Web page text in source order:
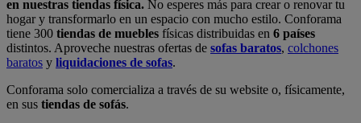
en nuestras tiendas física. No esperes más para crear o renovar tu
hogar y transformarlo en un espacio con mucho estilo. Conforama
tiene 300 tiendas de muebles físicas distribuidas en 6 países
distintos. Aproveche nuestras ofertas de sofas baratos, colchones
baratos y liquidaciones de sofas.
Conforama solo comercializa a través de su website o, físicamente,
en sus tiendas de sofás.